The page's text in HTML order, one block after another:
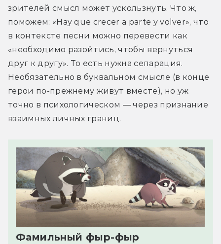
зрителей смысл может ускользнуть. Что ж,
поможем: «Hay que crecer a parte y volver», что
в контексте песни можно перевести как
«необходимо разойтись, чтобы вернуться
друг к другу». То есть нужна сепарация.
Необязательно в буквальном смысле (в конце
герои по-прежнему живут вместе), но уж
точно в психологическом — через признание
взаимных личных границ.
Фамильный фыр-фыр